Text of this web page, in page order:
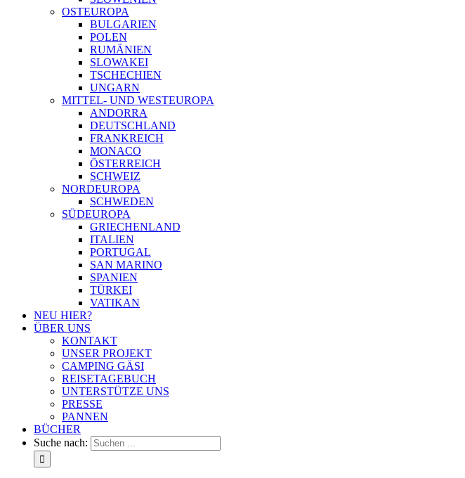
OSTEUROPA
BULGARIEN
POLEN
RUMÄNIEN
SLOWAKEI
TSCHECHIEN
UNGARN
MITTEL- UND WESTEUROPA
ANDORRA
DEUTSCHLAND
FRANKREICH
MONACO
ÖSTERREICH
SCHWEIZ
NORDEUROPA
SCHWEDEN
SÜDEUROPA
GRIECHENLAND
ITALIEN
PORTUGAL
SAN MARINO
SPANIEN
TÜRKEI
VATIKAN
NEU HIER?
ÜBER UNS
KONTAKT
UNSER PROJEKT
CAMPING GÄSI
REISETAGEBUCH
UNTERSTÜTZE UNS
PRESSE
PANNEN
BÜCHER
Suche nach: